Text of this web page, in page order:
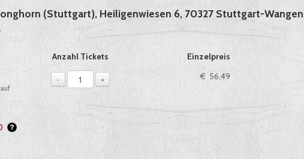
(Stuttgart), Heiligenwiesen 6, 70327 Stuttgart-Wangen
sofern verfügbarAnzahl Tickets Einzelpreis
- + 1 € 56,49